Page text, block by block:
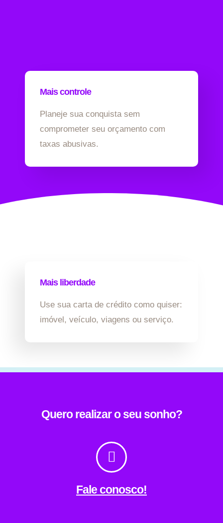
Mais controle
Planeje sua conquista sem
comprometer seu orçamento com
taxas abusivas.
Mais liberdade
Use sua carta de crédito como quiser:
imóvel, veículo, viagens ou serviço.
Quero realizar o seu sonho?
Fale conosco!